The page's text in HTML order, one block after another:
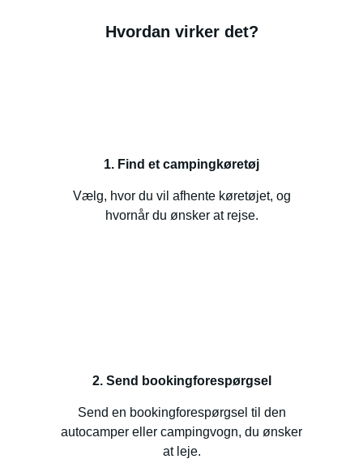
Hvordan virker det?
1. Find et campingkøretøj
Vælg, hvor du vil afhente køretøjet, og
hvornår du ønsker at rejse.
2. Send bookingforespørgsel
Send en bookingforespørgsel til den
autocamper eller campingvogn, du ønsker
at leje.